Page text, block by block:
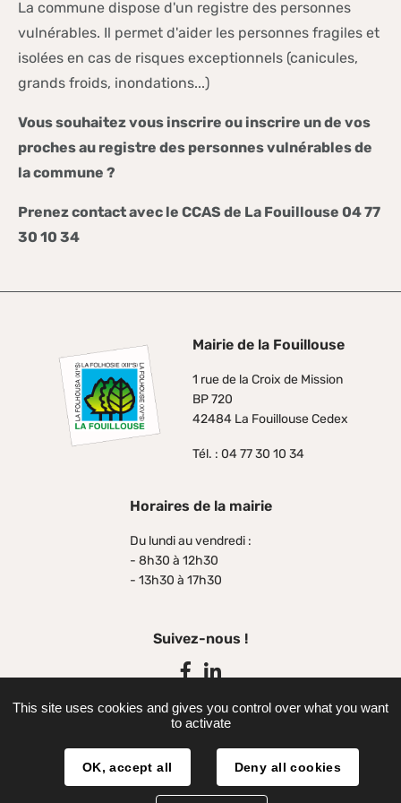
La commune dispose d'un registre des personnes
vulnérables. Il permet d'aider les personnes fragiles et
isolées en cas de risques exceptionnels (canicules,
grands froids, inondations...)
Vous souhaitez vous inscrire ou inscrire un de vos
proches au registre des personnes vulnérables de
la commune ?
Prenez contact avec le CCAS de La Fouillouse 04 77
30 10 34
Mairie de la Fouillouse
1 rue de la Croix de Mission
BP 720
42484 La Fouillouse Cedex
Tél. : 04 77 30 10 34
Horaires de la mairie
Du lundi au vendredi :
- 8h30 à 12h30
- 13h30 à 17h30
Suivez-nous !
FacebookLinkedin
Plan du site
This site uses cookies and gives you control over what you want
to activate
OK, accept all Deny all cookies